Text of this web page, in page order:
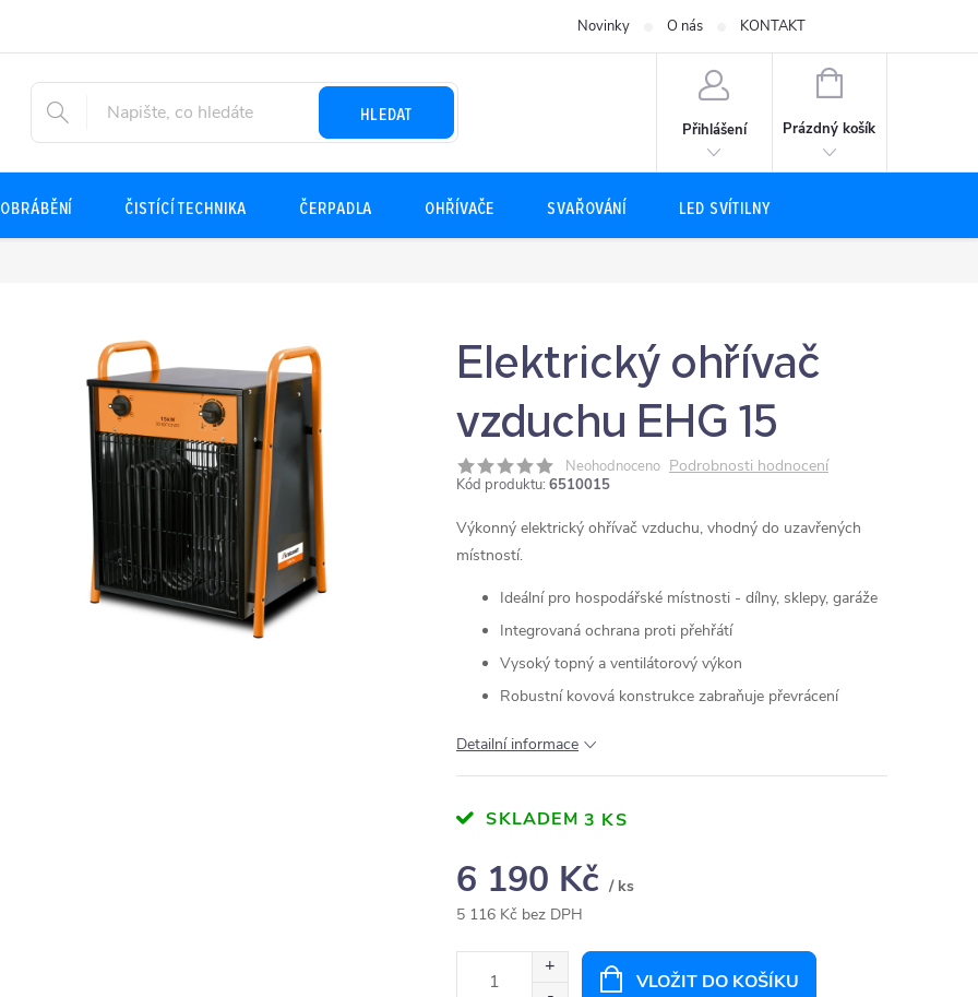
Novinky O nás KONTAKT
HLEDAT
Přihlášení
NÁKUPNÍ
Prázdný košík
ČISTÍCÍ TECHNIKA ČERPADLA OHŘÍVAČE SVAŘOVÁNÍ LED SVÍTILNY
Elektrický ohřívač
vzduchu EHG 15
Neohodnoceno Podrobnosti hodnocení
Kód produktu: 6510015
Výkonný elektrický ohřívač vzduchu, vhodný do uzavřených
místností.
Ideální pro hospodářské místnosti - dílny, sklepy, garáže
Integrovaná ochrana proti přehřátí
Vysoký topný a ventilátorový výkon
Robustní kovová konstrukce zabraňuje převrácení
Detailní informace
SKLADEM 3 KS
6 190 Kč / ks
5 116 Kč bez DPH
VLOŽIT DO KOŠÍKU